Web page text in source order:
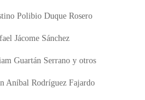
Polibio Duque Rosero
Jácome Sánchez
Guartán Serrano y otros
Aníbal Rodríguez Fajardo